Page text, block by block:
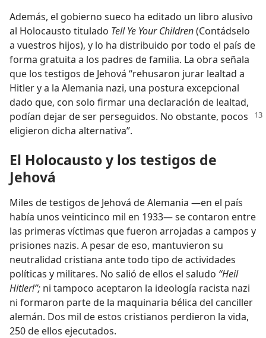
Además, el gobierno sueco ha editado un libro alusivo
al Holocausto titulado Tell Ye Your Children(Contádselo
a vuestros hijos), y lo ha distribuido por todo el país de
forma gratuita a los padres de familia. La obra señala
que los testigos de Jehová “rehusaron jurar lealtad a
Hitler y a la Alemania nazi, una postura excepcional
dado que, con solo firmar una declaración de lealtad,
podían dejar de ser perseguidos. No obstante, pocos
eligieron dicha alternativa”.
El Holocausto y los testigos de
Jehová
Miles de testigos de Jehová de Alemania —en el país
había unos veinticinco mil en 1933— se contaron entre
las primeras víctimas que fueron arrojadas a campos y
prisiones nazis. A pesar de eso, mantuvieron su
neutralidad cristiana ante todo tipo de actividades
políticas y militares. No salió de ellos el saludo “Heil
Hitler!”; ni tampoco aceptaron la ideología racista nazi
ni formaron parte de la maquinaria bélica del canciller
alemán. Dos mil de estos cristianos perdieron la vida,
250 de ellos ejecutados.